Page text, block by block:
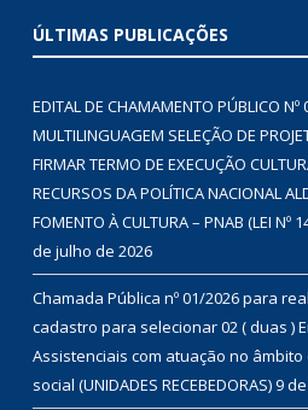
ÚLTIMAS PUBLICAÇÕES
EDITAL DE CHAMAMENTO PÚBLICO Nº
MULTILINGUAGEM SELEÇÃO DE
FIRMAR TERMO DE EXECUÇÃO
RECURSOS DA POLÍTICA NACIONAL
FOMENTO À CULTURA – PNAB (LEI Nº
de julho de 2026
Chamada Pública nº 01/2026 para
cadastro para selecionar 02 ( duas )
Assistenciais com atuação no
social (UNIDADES RECEBEDORAS)9